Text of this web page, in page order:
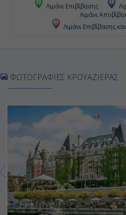
Σαν Ντιέγκο
Λιμάνι Επιβίβασης
Λιμάνι
Λιμάνι Επιβίβασης
ΦΩΤΟΓΡΑΦΙΕΣ ΚΡΟΥΑΖΙΕΡΑΣ